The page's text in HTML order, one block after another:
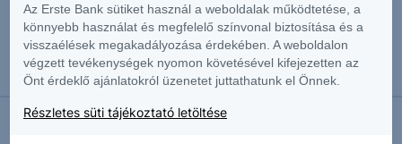
2025.08.22. 14:12
Rögzített helyzet, változó környezet
Makrogazdasági elemző
Az Erste Bank sütiket használ a weboldalak működtetése, a
könnyebb használat és megfelelő színvonal biztosítása és a
visszaélések megakadályozása érdekében. A weboldalon
végzett tevékenységek nyomon követésével kifejezetten az
Önt érdeklő ajánlatokról üzenetet juttathatunk el Önnek.
Részletes süti tájékoztató letöltése